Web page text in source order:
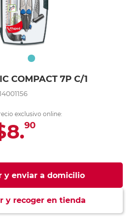
COMPACT 7P C/1
exclusivo online:
90
y enviar a domicilio
y recoger en tienda